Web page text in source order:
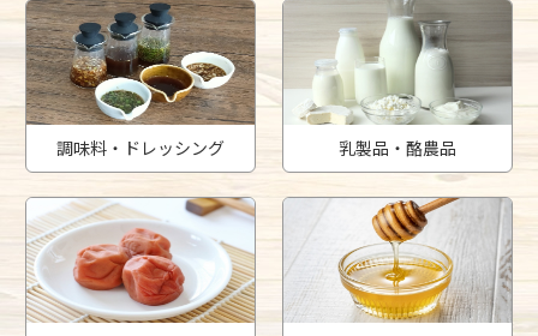
調味料・ドレッシング 乳製品・酪農品